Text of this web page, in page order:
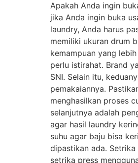
Apakah Anda ingin
jika Anda ingin buka
laundry, Anda harus
memiliki ukuran drum
kemampuan yang
perlu istirahat. Brand
SNI. Selain itu,
pemakaiannya.
menghasilkan proses
selanjutnya adalah
agar hasil laundry
suhu agar baju bisa
dipastikan ada.
setrika press